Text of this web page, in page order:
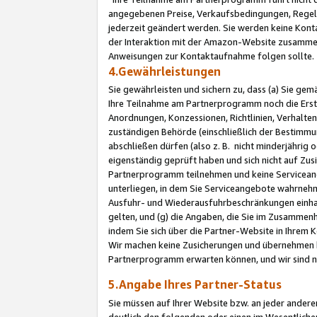
angegebenen Preise, Verkaufsbedingungen,
jederzeit geändert werden. Sie werden keine
der Interaktion mit der Amazon-Website
Anweisungen zur Kontaktaufnahme folgen sollte.
4.Gewährleistungen
Sie gewährleisten und sichern zu, dass (a) Sie
Ihre Teilnahme am Partnerprogramm noch die
Anordnungen, Konzessionen, Richtlinien,
zuständigen Behörde (einschließlich der
abschließen dürfen (also z. B. nicht minderjährig
eigenständig geprüft haben und sich nicht auf
Partnerprogramm teilnehmen und keine
unterliegen, in dem Sie Serviceangebote
Ausfuhr- und Wiederausfuhrbeschränkungen
gelten, und (g) die Angaben, die Sie im
indem Sie sich über die Partner-Website in Ihrem
Wir machen keine Zusicherungen und
Partnerprogramm erwarten können, und wir sind
5.Angabe Ihres Partner-Status
Sie müssen auf Ihrer Website bzw. an jeder